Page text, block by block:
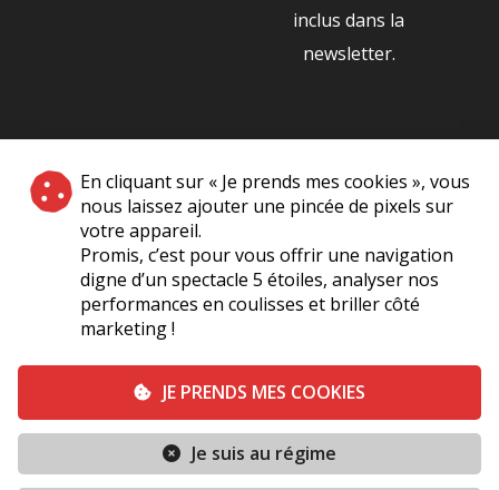
En cliquant sur « Je prends mes cookies », vous
nous laissez ajouter une pincée de pixels sur
votre appareil.
Promis, c’est pour vous offrir une navigation
digne d’un spectacle 5 étoiles, analyser nos
performances en coulisses et briller côté
marketing !
JE PRENDS MES COOKIES
Je suis au régime
inclus dans la
newsletter.
NOS PARTENAIRES
|
Plan du site A Propos de Nous
Mentions légales Vie Privée
Conditions générales de vente